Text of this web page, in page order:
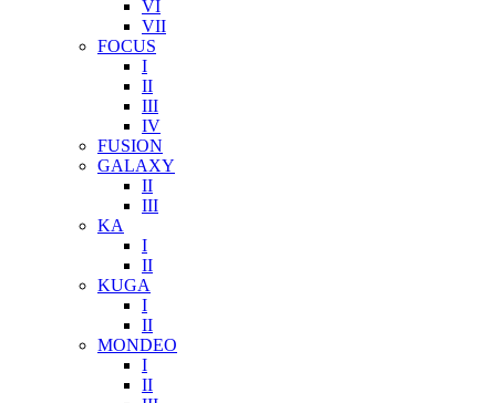
VI
VII
FOCUS
I
II
III
IV
FUSION
GALAXY
II
III
KA
I
II
KUGA
I
II
MONDEO
I
II